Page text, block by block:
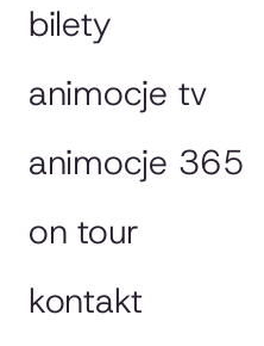
bilety
animocje tv
animocje 365
on tour
kontakt